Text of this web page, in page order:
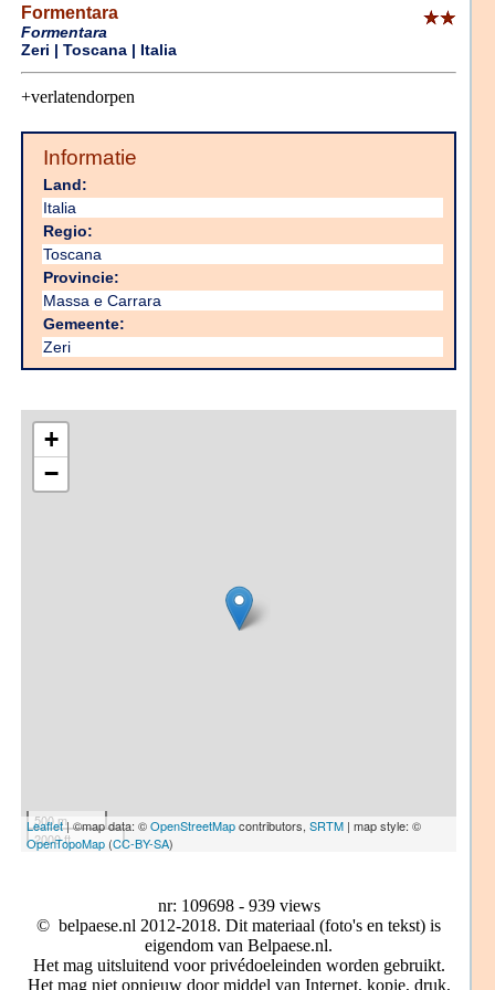
Formentara
Formentara
Zeri | Toscana | Italia
+verlatendorpen
Informatie
Land:
Italia
Regio:
Toscana
Provincie:
Massa e Carrara
Gemeente:
Zeri
+
−
500 m
2000 ft
Leaflet| ©map data: ©OpenStreetMapcontributors, SRTM | map style: ©
OpenTopoMap (CC-BY-SA)
nr: 109698 - 939 views
© belpaese.nl 2012-2018. Dit materiaal (foto's en tekst) is
eigendom van Belpaese.nl.
Het mag uitsluitend voor privédoeleinden worden gebruikt.
Het mag niet opnieuw door middel van Internet, kopie, druk,